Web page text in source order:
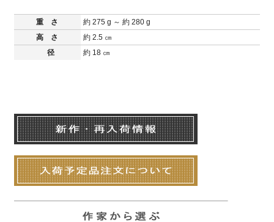
重 さ
約 275 g ～ 約 280 g
高 さ
約 2.5 ㎝
径
約 18 ㎝